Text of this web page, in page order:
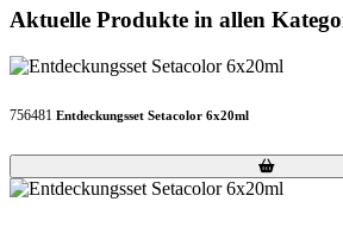
Aktuelle Produkte in allen
756481 Entdeckungsset Setacolor 6x20ml
Loading...
Loading...